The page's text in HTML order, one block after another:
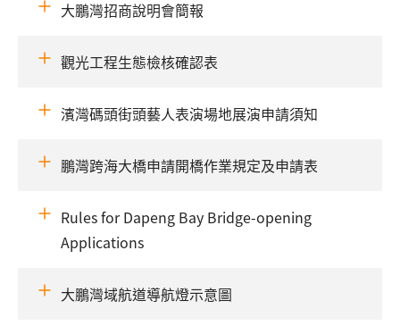
大鵬灣招商說明會簡報
觀光工程生態檢核確認表
濱灣碼頭街頭藝人表演場地展演申請須知
鵬灣跨海大橋申請開橋作業規定及申請表
Rules for Dapeng Bay Bridge-opening
Applications
大鵬灣域航道導航燈示意圖